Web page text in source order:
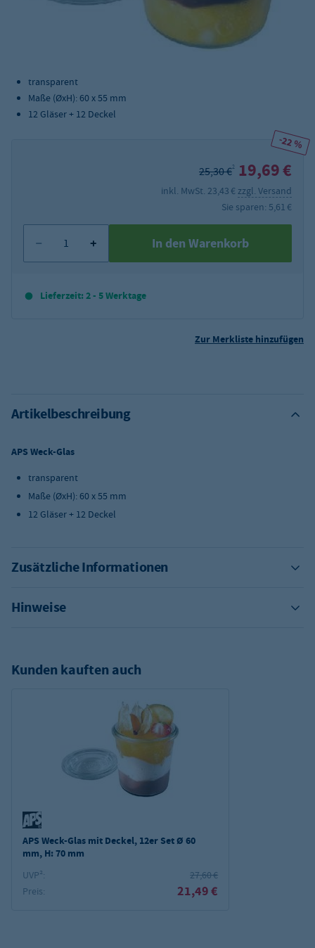
transparent
Maße (ØxH): 60 x 55 mm
12 Gläser + 12 Deckel
-22 %
25,30 €2 19,69 €
inkl. MwSt. 23,43 € zzgl. Versand
Sie sparen: 5,61 €
In den Warenkorb
Lieferzeit: 2 - 5 Werktage
Zur Merkliste hinzufügen
Artikelbeschreibung
APS Weck-Glas
transparent
Maße (ØxH): 60 x 55 mm
12 Gläser + 12 Deckel
Zusätzliche Informationen
Hinweise
Kunden kauften auch
APS Weck-Glas mit Deckel, 12er Set Ø 60
mm, H: 70 mm
UVP²:
27,60 €
Preis:
21,49 €